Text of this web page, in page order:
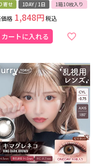
寄せ 1DAY / 1日 1箱10枚入り
格 1,848 税込
カートに入れる